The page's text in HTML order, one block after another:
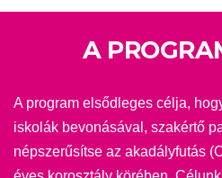
A
A program elsődleges célja,
iskolák bevonásával, szakértő
népszerűsítse az akadályfutás